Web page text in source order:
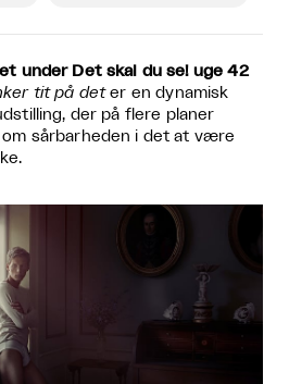
under Det skal du se! uge 42
tit på deter en dynamisk
der på flere planer
om sårbarheden i det at være